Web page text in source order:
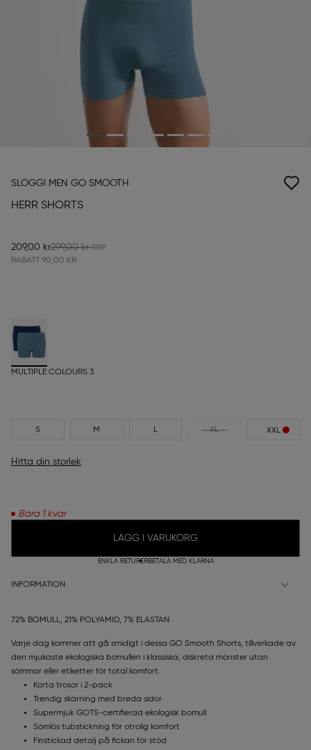
SLOGGI MEN GO SMOOTH
HERR SHORTS
209,00 kr299,00 kr
RABATT 90,00 KR
MULTIPLE COLOURS 3
S M L XL XXL
Hitta din storlek
Bara 1 kvar
LÄGG I VARUKORG
ENKLA RETURERBETALA MED KLARNA
INFORMATION
72% BOMULL, 21% POLYAMID, 7% ELASTAN
Varje dag kommer att gå smidigt i dessa GO Smooth Shorts, tillverkade av
den mjukaste ekologiska bomullen i klassiska, diskreta mönster utan
sömmar eller etiketter för total komfort.
Korta trosor i 2-pack
Trendig skärning med breda sidor
Supermjuk GOTS-certifierad ekologisk bomull
Sömlös tubstickning för otrolig komfort
Finstickad detalj på fickan för stöd